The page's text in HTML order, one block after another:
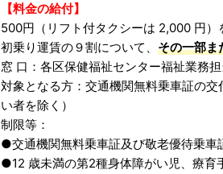
【料金の給付】
500円（リフト付タクシーは 2,000 円）
初乗り運賃の９割について、 その一部ま
窓 口：各区保健福祉センター福祉業務担
対象となる方：交通機関無料乗車証の
い者を除く）
制限等：
●交通機関無料乗車証及び敬老優待乗車
●12 歳未満の第2種身体障がい児、療育